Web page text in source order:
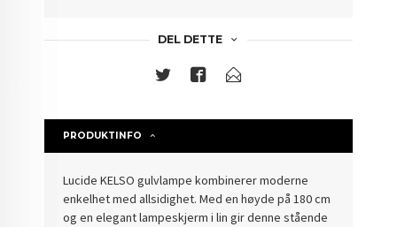
DEL DETTE
PRODUKTINFO
Lucide KELSO gulvlampe kombinerer moderne
enkelhet med allsidighet. Med en høyde på 180 cm
og en elegant lampeskjerm i lin gir denne stående